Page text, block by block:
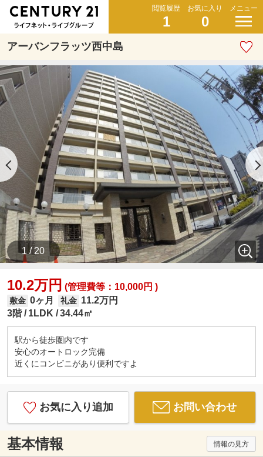
閲覧履歴
1
お気に入り
0
メニュー
アーバンフラッツ西中島
1 / 20
10.2万円 (管理費等：10,000円 )
敷金 0ヶ月 礼金 11.2万円
3階
1LDK 34.44㎡
駅から徒歩圏内です
安心のオートロック完備
近くにコンビニがあり便利ですよ
お気に入り追加 お問い合わせ
基本情報 情報の見方